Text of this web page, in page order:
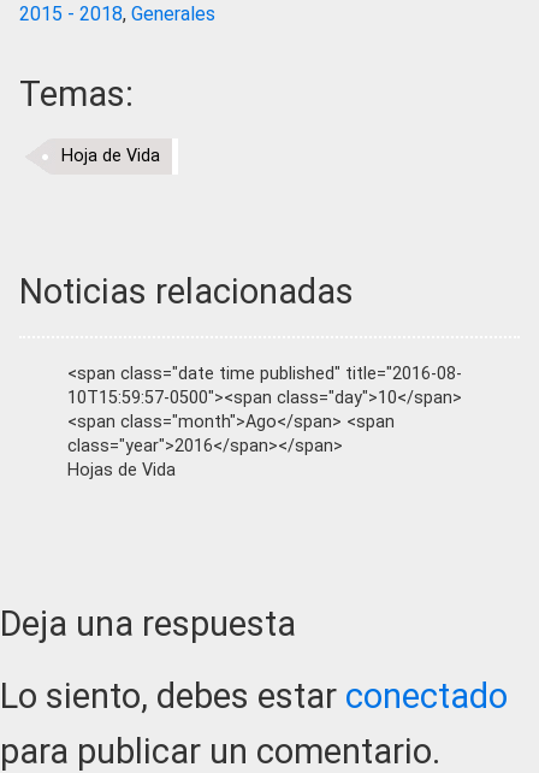
2015 - 2018, Generales
Temas:
Hoja de Vida
Noticias relacionadas
<span class="date time published" title="2016-08-
10T15:59:57-0500"><span class="day">10</span>
<span class="month">Ago</span> <span
class="year">2016</span></span>
Hojas de Vida
Reader
Interactions
Deja una respuesta
Lo siento, debes estar conectado
para publicar un comentario.